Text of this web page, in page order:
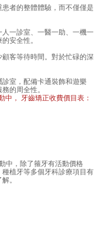
者的整體體驗，而不僅僅是
一診室、一醫一助、一機一
安全性。
客等待時間。對於忙碌的深
室，配備卡通裝飾和遊樂
的周全性。
， 牙齒矯正收費價目表：
中，除了箍牙有活動價格
植牙等多個牙科診療項目有
。